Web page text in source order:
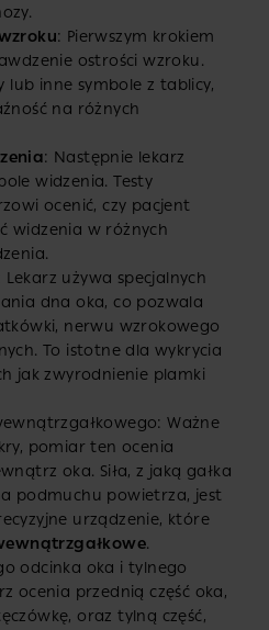
: Pierwszym krokiem
ostrości wzroku.
lub inne symbole z tablicy,
na różnych
: Następnie lekarz
widzenia. Testy
ocenić, czy pacjent
widzenia w różnych
Lekarz używa specjalnych
dna oka, co pozwala
nerwu wzrokowego
To istotne dla wykrycia
jak zwyrodnienie plamki
Ważne
pomiar ten ocenia
oka. Siła, z jaką gałka
podmuchu powietrza, jest
urządzenie, które
.
odcinka oka i tylnego
ocenia przednią część oka,
oraz tylną część,